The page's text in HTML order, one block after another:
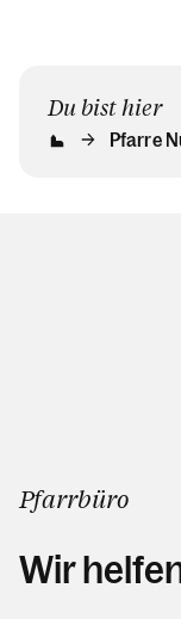
Du bist hier
Pfarre
Pfarrbüro
Wir